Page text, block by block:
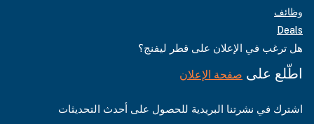
وظائف
Deals
هل ترغب في الإعلان على قطر ليفنج؟
اطّلع على صفحة الإعلان
اشترك في نشرتنا البريدية للحصول على أحدث التحديثات